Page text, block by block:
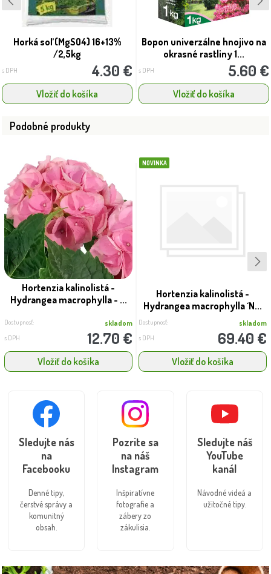
Horká soľ (MgSO4) 16+13%
/2,5kg
s DPH 4.30 €
Vložiť do košíka
Bopon univerzálne hnojivo na
okrasné rastliny 1...
s DPH 5.60 €
Vložiť do košíka
Podobné produkty
Hortenzia kalinolistá -
Hydrangea macrophylla - ...
Dostupnosť: skladom
s DPH 12.70 €
Vložiť do košíka
NOVINKA
Hortenzia kalinolistá -
Hydrangea macrophylla ´N...
Dostupnosť: skladom
s DPH 69.40 €
Vložiť do košíka
Sledujte nás
na
Facebooku
Denné tipy,
čerstvé správy a
komunitný
obsah.
Pozrite sa
na náš
Instagram
Inšpiratívne
fotografie a
zábery zo
zákulisia.
Sledujte náš
YouTube
kanál
Návodné videá a
užitočné tipy.